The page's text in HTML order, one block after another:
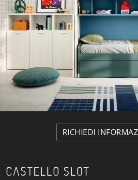
RICHIEDI
CASTELLO SLOT